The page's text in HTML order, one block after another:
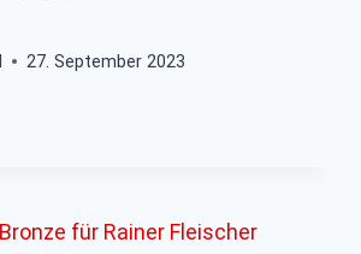
27. September 2023